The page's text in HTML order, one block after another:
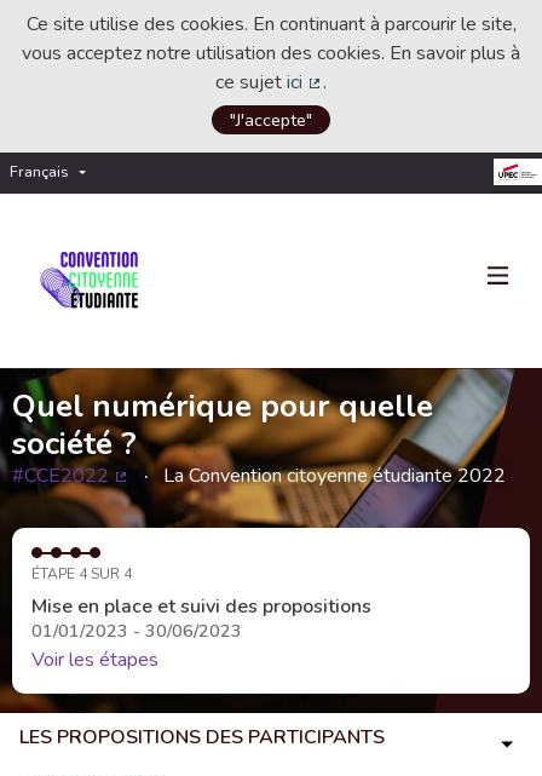
Ce site utilise des cookies. En continuant à parcourir le site,
vous acceptez notre utilisation des cookies. En savoir plus à
ce sujetici
(Lien externe)
.
"J'accepte"
Français Choisir la langue
Quel numérique pour quelle
société ?
#CCE2022
(Lien externe)
La Convention citoyenne étudiante 2022
ÉTAPE 4 SUR 4
Mise en place et suivi des propositions
01/01/2023 - 30/06/2023
Voir les étapes
LES PROPOSITIONS DES PARTICIPANTS